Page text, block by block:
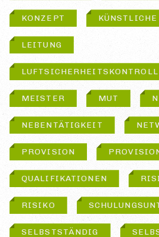
KONZEPT
LEITUNG
MEISTER MUT
NEBENTÄTIGKEIT
PROVISION
QUALIFIKATIONEN
RISIKO
SELBSTSTÄNDIG